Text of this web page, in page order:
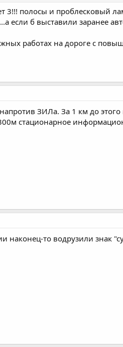
3!!! полосы и проблесковый
если б выставили заранее
работах на дороге с
ЗИЛа. За 1 км до
стационарное
наконец-то водрузили знак